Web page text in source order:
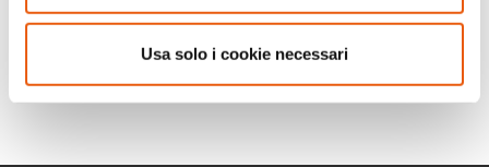
Usa solo i cookie necessari